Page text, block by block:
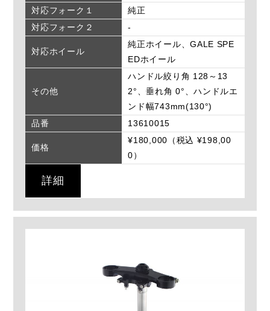
対応フォーク１
純正
対応フォーク２
-
対応ホイール
純正ホイール、GALE SPE
EDホイール
その他
ハンドル絞り角 128～13
2°、垂れ角 0°、ハンドルエ
ンド幅743mm(130°)
品番
13610015
価格
¥180,000（税込 ¥198,00
0）
詳細